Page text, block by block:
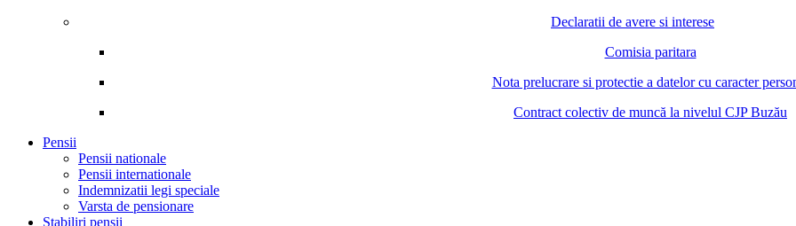
Declaratii de avere si interese
Comisia paritara
Nota prelucrare si protectie a datelor cu caracter
Contract colectiv de muncă la nivelul CJP Buzău
Pensii
Pensii nationale
Pensii internationale
Indemnizatii legi speciale
Varsta de pensionare
Stabiliri pensii